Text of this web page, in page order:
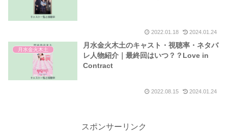
2022.01.18 2024.01.24
月水金火木土
月水金火木土のキャスト・視聴率・ネタバ
レ人物紹介｜最終回はいつ？？Love in
Contract
2022.08.15 2024.01.24
スポンサーリンク